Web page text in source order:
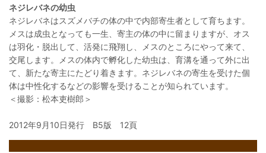
ネジレバネの幼虫
ネジレバネはスズメバチの体の中で内部寄生者として育ちます。
メスは成虫となっても一生、寄主の体の中に留まりますが、オス
は羽化・脱出して、活発に飛翔し、メスのところにやって来て、
交尾します。メスの体内で孵化した幼虫は、育溝を通って外に出
て、新たな寄主にたどり着きます。ネジレバネの寄生を受けた個
体は中性化するなどの影響を受けることが知られています。
＜撮影：松本吏樹郎＞
2012年9月10日発行 B5版 12頁